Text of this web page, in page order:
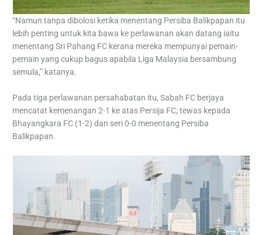
“Namun tanpa dibolosi ketika menentang Persiba Balikpapan itu
lebih penting untuk kita bawa ke perlawanan akan datang iaitu
menentang Sri Pahang FC kerana mereka mempunyai pemain-
pemain yang cukup bagus apabila Liga Malaysia bersambung
semula,” katanya.
Pada tiga perlawanan persahabatan itu, Sabah FC berjaya
mencatat kemenangan 2-1 ke atas Persija FC; tewas kepada
Bhayangkara FC (1-2) dan seri 0-0 menentang Persiba
Balikpapan.